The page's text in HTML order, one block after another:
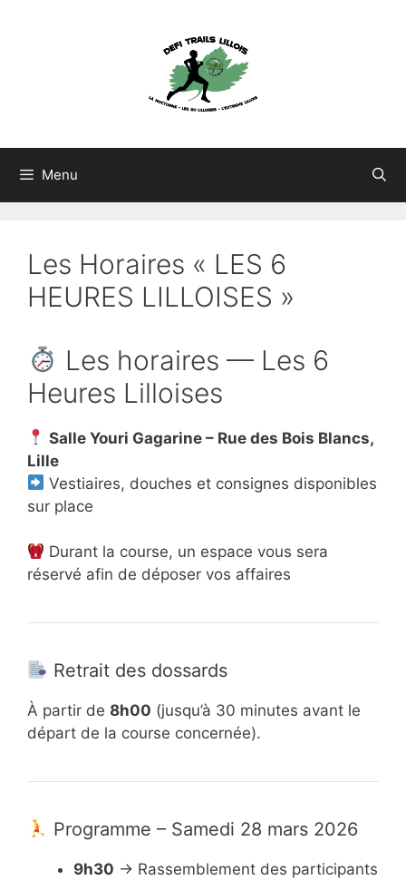
Menu
Les Horaires « LES 6
HEURES LILLOISES »
Les horaires — Les 6
Heures Lilloises
Salle Youri Gagarine – Rue des Bois Blancs,
Lille
Vestiaires, douches et consignes disponibles
sur place
Durant la course, un espace vous sera
réservé afin de déposer vos affaires
Retrait des dossards
À partir de 8h00 (jusqu’à 30 minutes avant le
départ de la course concernée).
Programme – Samedi 28 mars 2026
9h30 → Rassemblement des participants